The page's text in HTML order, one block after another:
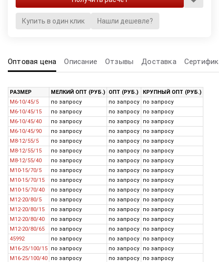
Купить в один клик Нашли дешевле?
Оптовая цена Описание Отзывы Доставка
РАЗМЕР МЕЛКИЙ ОПТ (РУБ.) ОПТ (РУБ.)
КРУПНЫЙ ОПТ (РУБ.)
M6-10/45/5
по запросу по запросу
по запросу
M6-10/45/15
по запросу по запросу
по запросу
M6-10/45/40
по запросу по запросу
по запросу
M6-10/45/90
по запросу по запросу
по запросу
M8-12/55/5
по запросу по запросу
по запросу
M8-12/55/15
по запросу по запросу
по запросу
M8-12/55/40
по запросу по запросу
по запросу
M10-15/70/5
по запросу по запросу
по запросу
M10-15/70/15
по запросу по запросу
по запросу
M10-15/70/40
по запросу по запросу
по запросу
M12-20/80/5
по запросу по запросу
по запросу
M12-20/80/15
по запросу по запросу
по запросу
M12-20/80/40
по запросу по запросу
по запросу
M12-20/80/65
по запросу по запросу
по запросу
45992
по запросу по запросу
по запросу
M16-25/100/15
по запросу по запросу
по запросу
M16-25/100/40
по запросу по запросу по запросу